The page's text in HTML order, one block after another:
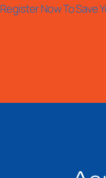
Register Now To Save